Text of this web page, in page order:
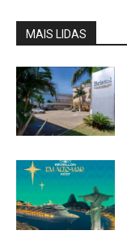
MAIS LIDAS